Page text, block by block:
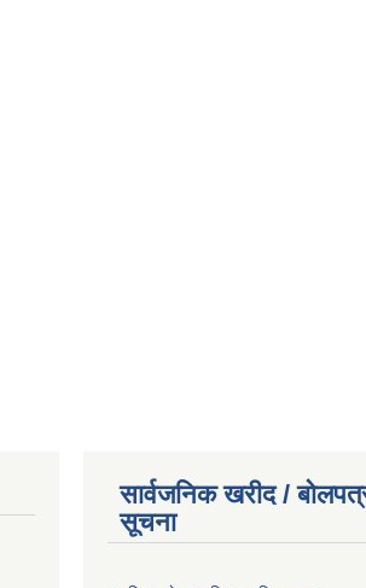
सार्वजनिक खरीद /
सूचना